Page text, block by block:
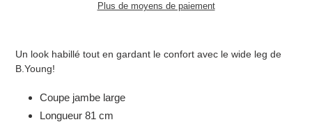
Plus de moyens de paiement
Un look habillé tout en gardant le confort avec le wide leg de
B.Young!
Coupe jambe large
Longueur 81 cm